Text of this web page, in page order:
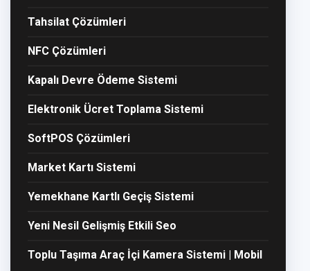
Tahsilat Çözümleri
NFC Çözümleri
Kapalı Devre Ödeme Sistemi
Elektronik Ücret Toplama Sistemi
SoftPOS Çözümleri
Market Kartı Sistemi
Yemekhane Kartlı Geçiş Sistemi
Yeni Nesil Gelişmiş Etkili Seo
Toplu Taşıma Araç İçi Kamera Sistemi | Mobil